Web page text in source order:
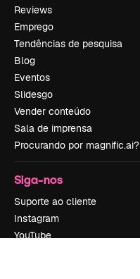
Reviews
Emprego
Tendências de pesquisa
Blog
Eventos
Slidesgo
Vender conteúdo
Sala de imprensa
Procurando por magnific.ai?
Siga-nos
Suporte ao cliente
Instagram
YouTube